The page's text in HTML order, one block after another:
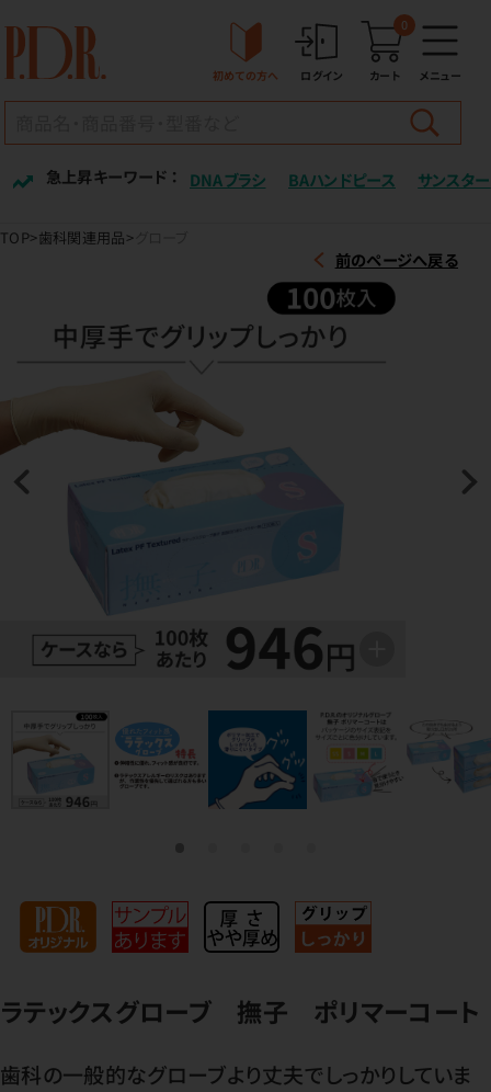
初めての方へ ログイン カート
0
メニュー
急上昇キーワード ： DNAブラシ BAハンドピース サンスター
TOP 歯科関連用品
前のページへ戻る
ラテックスグローブ 撫子 ポリマーコート
歯科の一般的なグローブより丈夫でしっかりしていま